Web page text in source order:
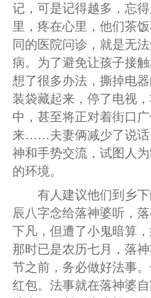
记，可是记得越多，忘
里，疼在心里，他们茶
同的医院问诊，就是无
病。为了避免让孩子接
想了很多办法，撕掉电
装袋藏起来，停了电视
中，甚至将正对着街口
来……夫妻俩减少了说话
神和手势交流，试图人
的环境。
有人建议他们到乡下
辰八字念给落神婆听，
下凡，但遭了小鬼暗算
那时已是农历七月，落
节之前，务必做好法事
红包。法事就在落神婆